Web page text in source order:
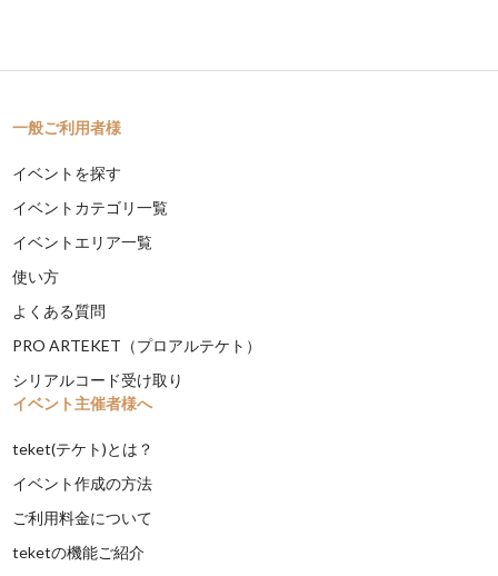
一般ご利用者様
イベントを探す
イベントカテゴリ一覧
イベントエリア一覧
使い方
よくある質問
PRO ARTEKET（プロアルテケト）
シリアルコード受け取り
イベント主催者様へ
teket(テケト)とは？
イベント作成の方法
ご利用料金について
teketの機能ご紹介